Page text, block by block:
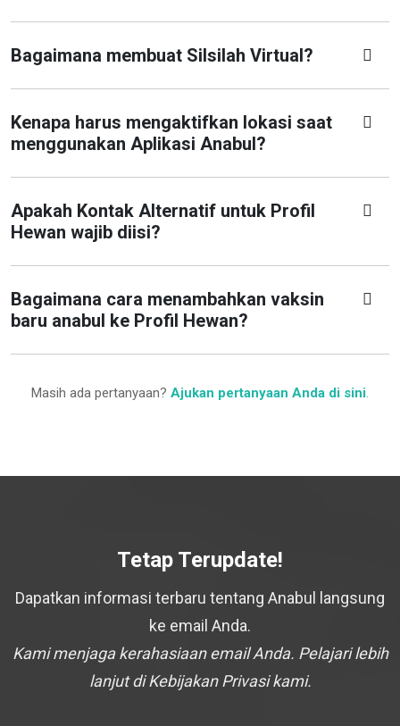
Bagaimana membuat Silsilah Virtual?
Kenapa harus mengaktifkan lokasi saat
menggunakan Aplikasi Anabul?
Apakah Kontak Alternatif untuk Profil
Hewan wajib diisi?
Bagaimana cara menambahkan vaksin
baru anabul ke Profil Hewan?
Masih ada pertanyaan? Ajukan pertanyaan Anda di sini.
Tetap Terupdate!
Dapatkan informasi terbaru tentang Anabul langsung
ke email Anda.
Kami menjaga kerahasiaan email Anda. Pelajari lebih
lanjut di Kebijakan Privasi kami.